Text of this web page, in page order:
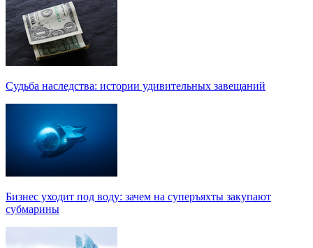
Судьба наследства: истории удивительных завещаний
Бизнес уходит под воду: зачем на суперъяхты закупают
субмарины